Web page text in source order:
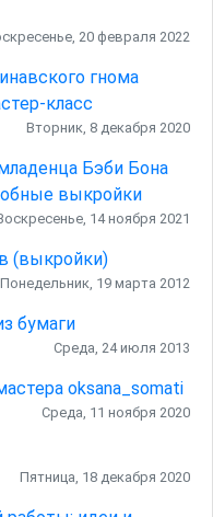
20 февраля 2022
гнома
класс
Вторник, 8 декабря 2020
Бэби Бона
выкройки
14 ноября 2021
(выкройки)
Понедельник, 19 марта 2012
бумаги
Среда, 24 июля 2013
oksana_somati
Среда, 11 ноября 2020
Пятница, 18 декабря 2020